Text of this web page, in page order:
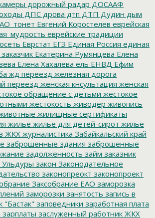
дорожный радар ДОСААФ
ДПС дрова дтп ДТП Дудин дым
Евгений Коростелев еврейская
еврейские традиции
Еврстат ЕГЭ Единая Россия единая
Екатерина Румянцева Елена
Елена Хахалева ель ЕНВД Ефим
жд переезд железная дорога
переезд женская кнсультация женская
обращение с детьми жестокое
жестокость живодер живопись
жилищные сертификаты
жилье жилье для детей-сирот жильё
ЖКХ журналистика Забайкальский край
заброшенные здания заброшенные
задолженность займ заказник
Ульдуры закон Законодательное
законопреокт законопроект
Заксобрание ЕАО заморозка
заморозки занятость запись в
"Бастак" заповедники заработная плата
зарплаты заслуженный работник ЖКХ